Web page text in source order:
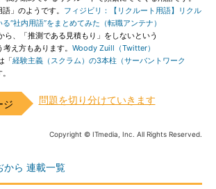
」のようです。 フィジビリ：【リクルート用語】リクル
“社内用語”をまとめてみた（転職アンテナ）
、「推測である見積もり」をしないという
え方もあります。 Woody Zuill（Twitter）
「経験主義（スクラム）の3本柱（サーバントワーク
問題を切り分けていきます
Copyright © ITmedia, Inc. All Rights Reserved.
から 連載一覧